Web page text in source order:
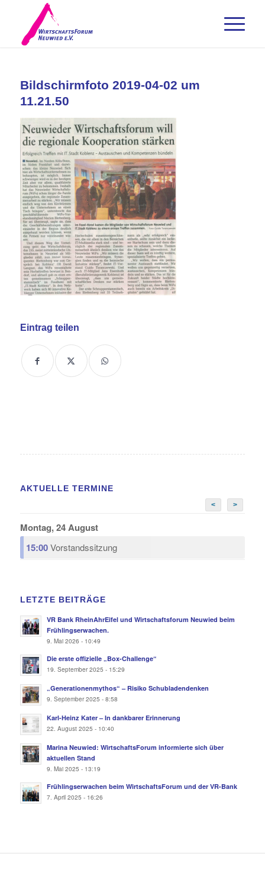
Bildschirmfoto 2019-04-02 um
11.21.50
Eintrag teilen
AKTUELLE TERMINE
< >
Montag, 24 August
15:00Vorstandssitzung
LETZTE BEITRÄGE
VR Bank RheinAhrEifel und Wirtschaftsforum Neuwied beim
Frühlingserwachen.
9. Mai 2026 - 10:49
Die erste offizielle „Box-Challenge“
19. September 2025 - 15:29
„Generationenmythos“ – Risiko Schubladendenken
9. September 2025 - 8:58
Karl-Heinz Kater – In dankbarer Erinnerung
22. August 2025 - 10:40
Marina Neuwied: WirtschaftsForum informierte sich über
aktuellen Stand
9. Mai 2025 - 13:19
Frühlingserwachen beim WirtschaftsForum und der VR-Bank
7. April 2025 - 16:26